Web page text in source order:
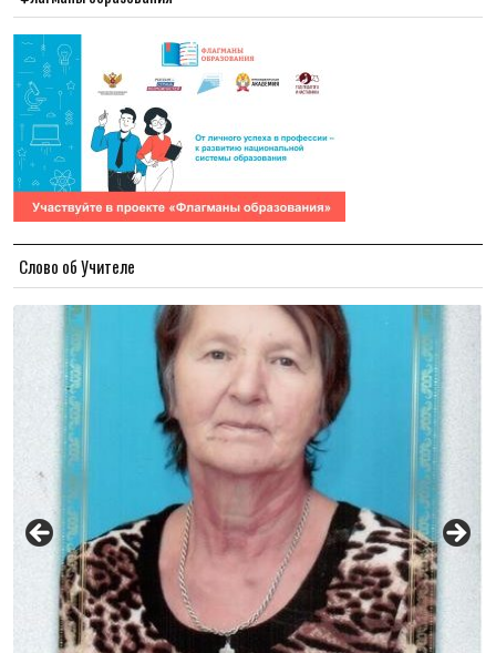
Слово об Учителе